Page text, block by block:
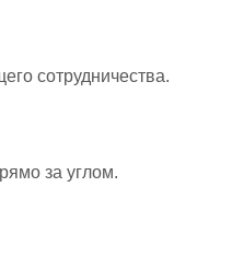
сотрудничества.
за углом.